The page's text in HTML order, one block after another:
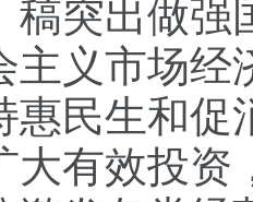
出做强
主义市场经
惠民生和促
大有效投资